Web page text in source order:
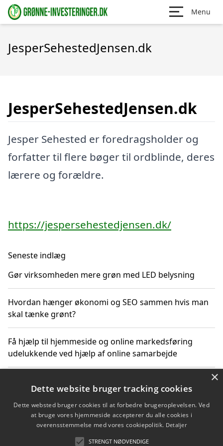
Menu
JesperSehestedJensen.dk
JesperSehestedJensen.dk
Jesper Sehested er foredragsholder og
forfatter til flere bøger til ordblinde, deres
lærere og forældre.
https://jespersehestedjensen.dk/
Seneste indlæg
Gør virksomheden mere grøn med LED belysning
Hvordan hænger økonomi og SEO sammen hvis man
skal tænke grønt?
Få hjælp til hjemmeside og online markedsføring
udelukkende ved hjælp af online samarbejde
byoplevelser i København
Sådan kan online møder for virksomheder fremme
×
Dette website bruger tracking cookies
Dette websted bruger cookies til at forbedre brugeroplevelsen. Ved
at bruge vores hjemmeside accepterer du alle cookies i
overensstemmelse med vores cookiepolitik. Detaljer
STRENGT NØDVENDIGE